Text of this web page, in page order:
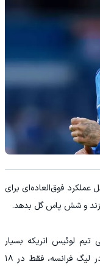
۲۳ ساله این فصل عملکرد فوق‌العاده‌ای برای
لوئیس انریکه بسیار
شدید است. به‌طوری که بارکولا از ۲۶ بازی‌اش در لیگ فرانسه، فقط در ۱۸